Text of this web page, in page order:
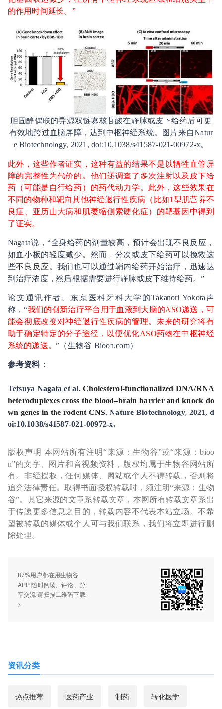
的作用时间延长。”
胆固醇偶联的异源双链寡核苷酸在静脉或皮下给药后可更
有效地跨过血脑屏障，达到中枢神经系统。图片来自Natur
e Biotechnology, 2021, doi:10.1038/s41587-021-00972-x。
此外，这些作者证实，这种有益的结果不是以牺牲血管屏
障的完整性为代价的。他们还调查了多次注射以及皮下给
药（可能是自行给药）的药代动力学。此外，这些效果在
不同的物种和靶向其他神经退行性疾病（比如1型肌营养不
良症、亚历山大病和肌萎缩侧索硬化症）的靶基因中得到
了证实。
Nagata说，“全身给药的剂量较高，预计会出现不良反应，
如血小板的轻度减少。然而，分次或皮下给药可以挽救这
些不良反应 。我们也可以通过鞘内给药开始治疗，迅速达
到治疗浓度，然后根据需要进行静脉或皮下维持给药。”
论文通讯作者、东京医科牙科大学的Takanori Yokota声
称，“我们的创新治疗平台用于血液到大脑的ASO递送，可
能会彻底改变对神经退行性疾病的管理。未来的研究将有
助于确定特定的分子途径，以便优化ASO药物在中枢神经
系统的递送。”（生物谷 Bioon.com）
参考资料：
Tetsuya Nagata et al.Cholesterol-functionalized DNA/RNA
heteroduplexes cross the blood–brain barrier and knock do
wn genes in the rodent CNS. Nature Biotechnology, 2021, d
oi:10.1038/s41587-021-00972-x.
版权声明 本网站所有注明“来源：生物谷”或“来源：bioo
n”的文字、图片和音视频资料，版权均属于生物谷网站所
有。非经授权，任何媒体、网站或个人不得转载，否则将
追究法律责任。取得书面授权转载时，须注明“来源：生物
谷”。其它来源的文章系转载文章，本网所有转载文章系出
于传递更多信息之目的，转载内容不代表本站立场。不希
望被转载的媒体或个人可与我们联系，我们将立即进行删
除处理。
87%用户都在用生物谷
APP 随时阅读、评论、分
享交流 请扫描二维码下载-
>
资讯分类
热点推荐 医药产业 制药 转化医学